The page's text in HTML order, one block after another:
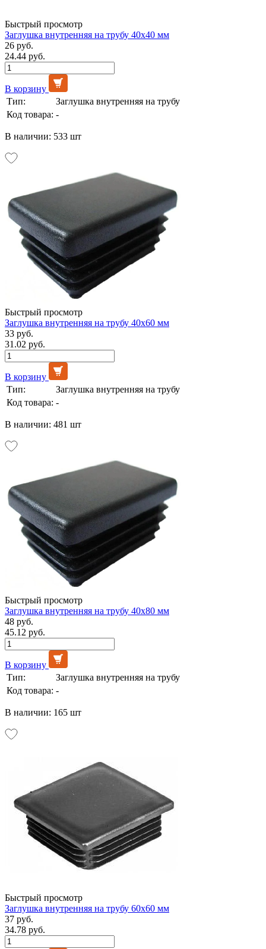
Быстрый просмотр
Заглушка внутренняя на трубу 40х40 мм
26 руб.
24.44 руб.
В корзину
Тип:
Заглушка внутренняя на трубу
Код товара: -
В наличии: 533 шт
Быстрый просмотр
Заглушка внутренняя на трубу 40х60 мм
33 руб.
31.02 руб.
В корзину
Тип:
Заглушка внутренняя на трубу
Код товара: -
В наличии: 481 шт
Быстрый просмотр
Заглушка внутренняя на трубу 40х80 мм
48 руб.
45.12 руб.
В корзину
Тип:
Заглушка внутренняя на трубу
Код товара: -
В наличии: 165 шт
Быстрый просмотр
Заглушка внутренняя на трубу 60х60 мм
37 руб.
34.78 руб.